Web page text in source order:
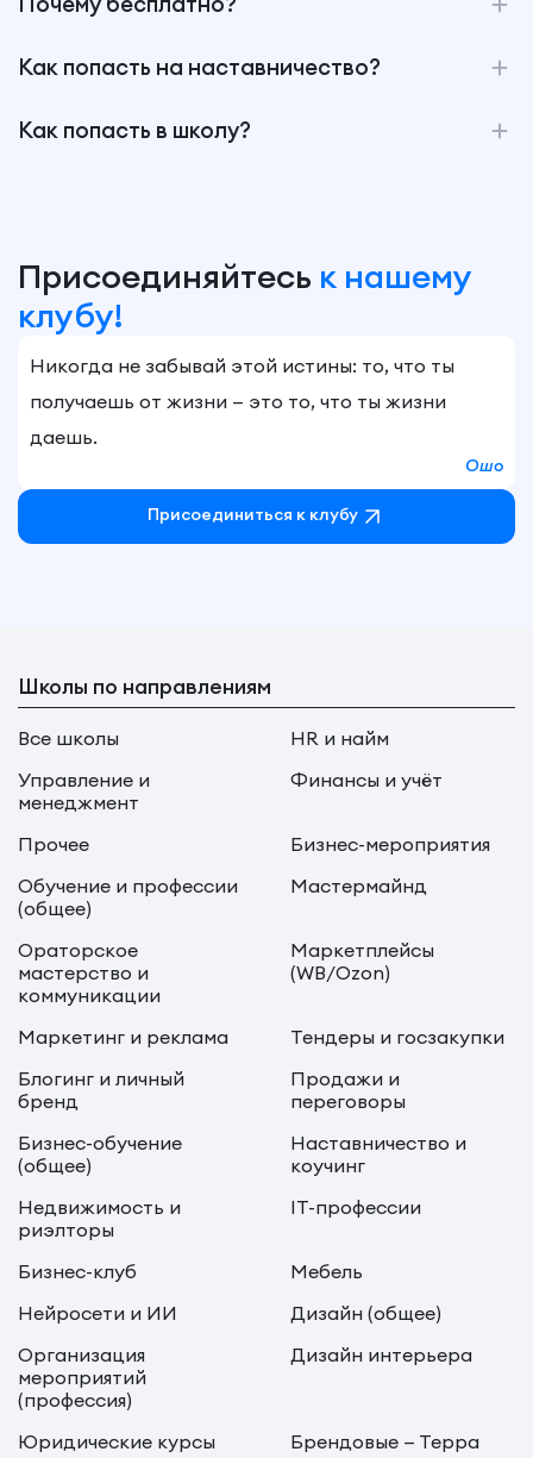
Как попасть на наставничество?
Как попасть в школу?
Присоединяйтесь к нашему
клубу!
Никогда не забывай этой истины: то, что ты
получаешь от жизни — это то, что ты жизни
даешь.
Ошо
Присоединиться к клубу
Школы по направлениям
Все школы
HR и найм
Управление и
менеджмент
Финансы и учёт
Прочее
Бизнес-мероприятия
Обучение и профессии
(общее)
Мастермайнд
Ораторское
мастерство и
коммуникации
Маркетплейсы
(WB/Ozon)
Маркетинг и реклама
Тендеры и госзакупки
Блогинг и личный
бренд
Продажи и
переговоры
Бизнес-обучение
(общее)
Наставничество и
коучинг
Недвижимость и
риэлторы
IT-профессии
Бизнес-клуб
Мебель
Нейросети и ИИ
Дизайн (общее)
Организация
мероприятий
(профессия)
Дизайн интерьера
Юридические курсы
Брендовые — Терра